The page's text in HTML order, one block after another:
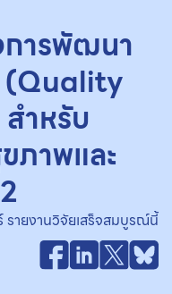
การพัฒนา
(Quality
ำหรับ
ภาพและ
รายงานวิจัยเสร็จสมบูรณ์นี้